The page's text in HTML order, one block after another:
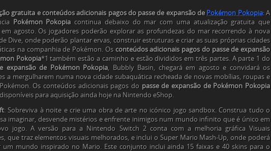
gratuita e conteúdos adicionais pagos do passe de expansão de Pokémon Pokopia: A
Pokémon Pokopiacontinua debaixo do mar com uma atualização gratuita que
em agosto. Os jogadores poderão explorar as profundezas do mar recorrendo à nova
Dive, onde poderão plantar ervas, construir estruturas e criar as suas próprias cidades
na companhia de Pokémon. Os conteúdos adicionais pagos do passe de expansão
Pokopia*1 também estão a caminho e estão divididos em três partes. A parte 1 do
expansão de Pokémon Pokopia, Bubbly Basin, chegará em agosto e convidará os
a mergulharem numa nova cidade subaquática recheada de novas mobílias, roupas e
Os conteúdos adicionais pagos do passe de expansão de Pokémon Pokopia
para aquisição ainda hoje na Nintendo eShop.
: Sobreviva à noite e crie uma obra de arte no icónico jogo sandbox. Construa tudo o
imaginar, desvende mistérios e enfrente inimigos num mundo infinito que é único em
jogo. A versão para a Nintendo Switch 2 conta com a melhoria gráfica Visuais
que traz elementos visuais melhorados, e inclui o Super Mario Mash-Up, onde poderá
um mundo inspirado no Mario. Este conjunto inclui ainda 15 faixas e 40 skins para o